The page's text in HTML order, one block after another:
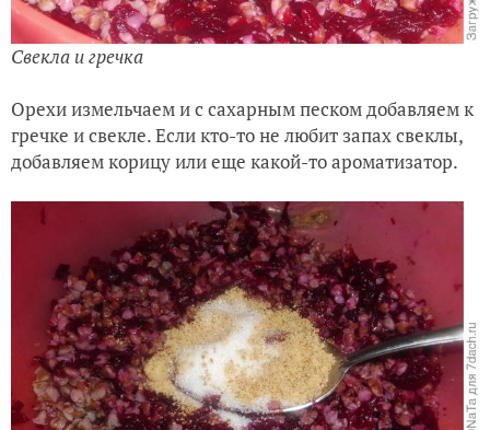
Свекла и гречка
Орехи измельчаем и с сахарным песком добавляем к
гречке и свекле. Если кто-то не любит запах свеклы,
добавляем корицу или еще какой-то ароматизатор.